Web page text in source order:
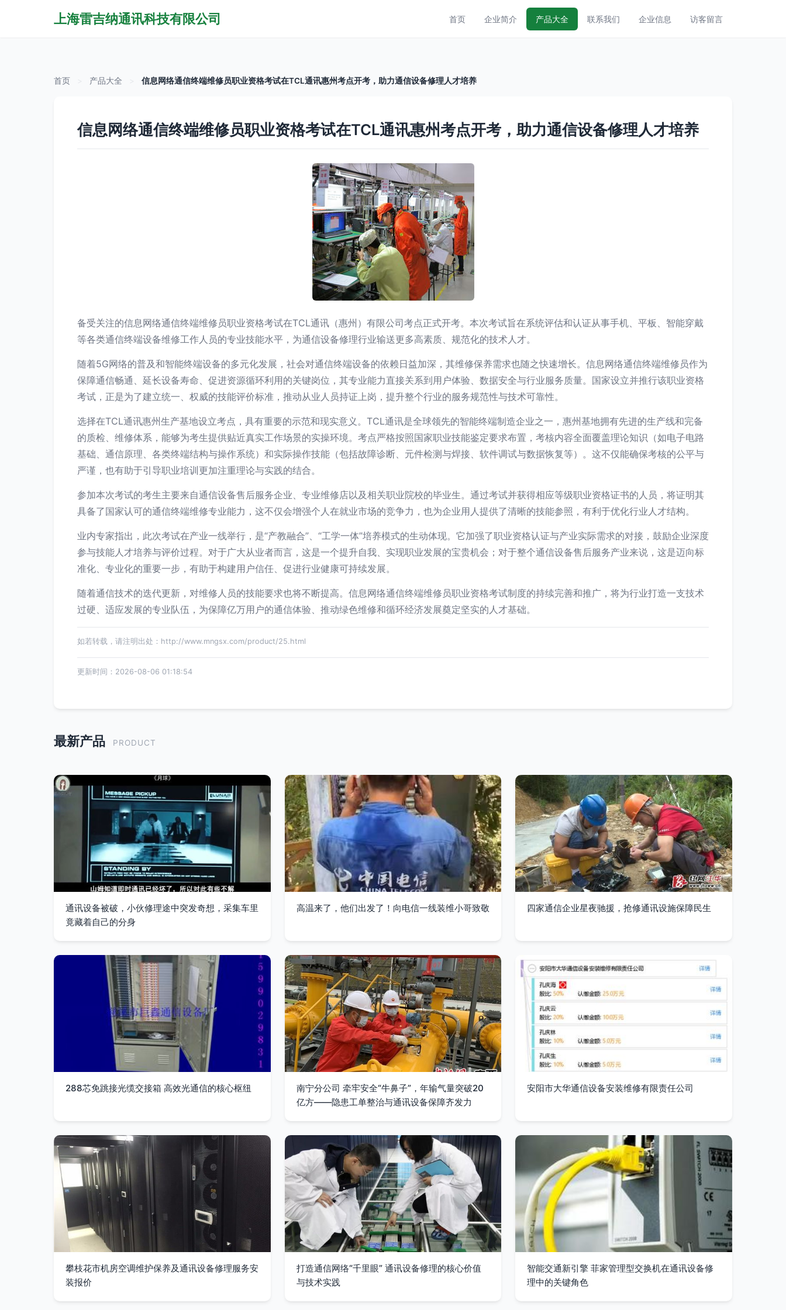
上海雷吉纳通讯科技有限公司 首页 企业简介 产品大全 联系我们 企业信息 访客留言
首页 产品大全 信息网络通信终端维修员职业资格考试在TCL通讯惠州考点开考，助力通信设备修理人才培养
信息网络通信终端维修员职业资格考试在TCL通讯惠州考点开考，助力通信设备修理人才培养
备受关注的信息网络通信终端维修员职业资格考试在TCL通讯（惠州）有限公司考点正式开考。本次考试旨在系统评估和认证从事手机、平板、智能穿戴
等各类通信终端设备维修工作人员的专业技能水平，为通信设备修理行业输送更多高素质、规范化的技术人才。
随着5G网络的普及和智能终端设备的多元化发展，社会对通信终端设备的依赖日益加深，其维修保养需求也随之快速增长。信息网络通信终端维修员作为
保障通信畅通、延长设备寿命、促进资源循环利用的关键岗位，其专业能力直接关系到用户体验、数据安全与行业服务质量。国家设立并推行该职业资格
考试，正是为了建立统一、权威的技能评价标准，推动从业人员持证上岗，提升整个行业的服务规范性与技术可靠性。
选择在TCL通讯惠州生产基地设立考点，具有重要的示范和现实意义。TCL通讯是全球领先的智能终端制造企业之一，惠州基地拥有先进的生产线和完备
的质检、维修体系，能够为考生提供贴近真实工作场景的实操环境。考点严格按照国家职业技能鉴定要求布置，考核内容全面覆盖理论知识（如电子电路
基础、通信原理、各类终端结构与操作系统）和实际操作技能（包括故障诊断、元件检测与焊接、软件调试与数据恢复等）。这不仅能确保考核的公平与
严谨，也有助于引导职业培训更加注重理论与实践的结合。
参加本次考试的考生主要来自通信设备售后服务企业、专业维修店以及相关职业院校的毕业生。通过考试并获得相应等级职业资格证书的人员，将证明其
具备了国家认可的通信终端维修专业能力，这不仅会增强个人在就业市场的竞争力，也为企业用人提供了清晰的技能参照，有利于优化行业人才结构。
业内专家指出，此次考试在产业一线举行，是“产教融合”、“工学一体”培养模式的生动体现。它加强了职业资格认证与产业实际需求的对接，鼓励企业深度
参与技能人才培养与评价过程。对于广大从业者而言，这是一个提升自我、实现职业发展的宝贵机会；对于整个通信设备售后服务产业来说，这是迈向标
准化、专业化的重要一步，有助于构建用户信任、促进行业健康可持续发展。
随着通信技术的迭代更新，对维修人员的技能要求也将不断提高。信息网络通信终端维修员职业资格考试制度的持续完善和推广，将为行业打造一支技术
过硬、适应发展的专业队伍，为保障亿万用户的通信体验、推动绿色维修和循环经济发展奠定坚实的人才基础。
如若转载，请注明出处：http://www.mngsx.com/product/25.html
更新时间：2026-08-06 01:18:54
最新产品 PRODUCT
通讯设备被破，小伙修理途中突发奇想，采集车里
竟藏着自己的分身
高温来了，他们出发了！向电信一线装维小哥致敬 四家通信企业星夜驰援，抢修通讯设施保障民生
288芯免跳接光缆交接箱 高效光通信的核心枢纽
南宁分公司 牵牢安全“牛鼻子”，年输气量突破20
亿方——隐患工单整治与通讯设备保障齐发力
安阳市大华通信设备安装维修有限责任公司
攀枝花市机房空调维护保养及通讯设备修理服务安
装报价
打造通信网络“千里眼” 通讯设备修理的核心价值
与技术实践
智能交通新引擎 菲家管理型交换机在通讯设备修
理中的关键角色